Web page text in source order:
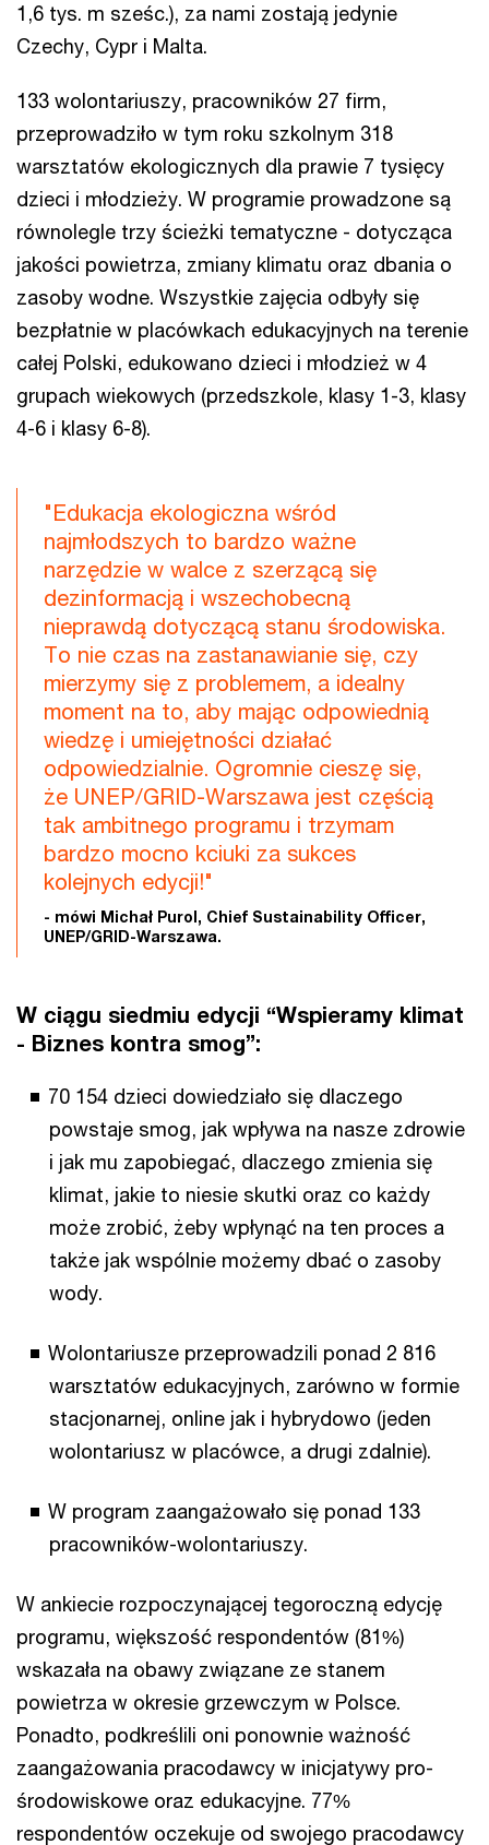
1,6 tys. m sześc.), za nami zostają jedynie
Czechy, Cypr i Malta.
133 wolontariuszy, pracowników 27 firm,
przeprowadziło w tym roku szkolnym 318
warsztatów ekologicznych dla prawie 7 tysięcy
dzieci i młodzieży. W programie prowadzone są
równolegle trzy ścieżki tematyczne - dotycząca
jakości powietrza, zmiany klimatu oraz dbania o
zasoby wodne. Wszystkie zajęcia odbyły się
bezpłatnie w placówkach edukacyjnych na terenie
całej Polski, edukowano dzieci i młodzież w 4
grupach wiekowych (przedszkole, klasy 1-3, klasy
4-6 i klasy 6-8).
"Edukacja ekologiczna wśród
najmłodszych to bardzo ważne
narzędzie w walce z szerzącą się
dezinformacją i wszechobecną
nieprawdą dotyczącą stanu środowiska.
To nie czas na zastanawianie się, czy
mierzymy się z problemem, a idealny
moment na to, aby mając odpowiednią
wiedzę i umiejętności działać
odpowiedzialnie. Ogromnie cieszę się,
że UNEP/GRID-Warszawa jest częścią
tak ambitnego programu i trzymam
bardzo mocno kciuki za sukces
kolejnych edycji!"
- mówi Michał Purol, Chief Sustainability Officer,
UNEP/GRID-Warszawa.
W ciągu siedmiu edycji “Wspieramy klimat
- Biznes kontra smog”:
70 154 dzieci dowiedziało się dlaczego
powstaje smog, jak wpływa na nasze zdrowie
i jak mu zapobiegać, dlaczego zmienia się
klimat, jakie to niesie skutki oraz co każdy
może zrobić, żeby wpłynąć na ten proces a
także jak wspólnie możemy dbać o zasoby
wody.
Wolontariusze przeprowadzili ponad 2 816
warsztatów edukacyjnych, zarówno w formie
stacjonarnej, online jak i hybrydowo (jeden
wolontariusz w placówce, a drugi zdalnie).
W program zaangażowało się ponad 133
pracowników-wolontariuszy.
W ankiecie rozpoczynającej tegoroczną edycję
programu, większość respondentów (81%)
wskazała na obawy związane ze stanem
powietrza w okresie grzewczym w Polsce.
Ponadto, podkreślili oni ponownie ważność
zaangażowania pracodawcy w inicjatywy pro-
środowiskowe oraz edukacyjne. 77%
respondentów oczekuje od swojego pracodawcy